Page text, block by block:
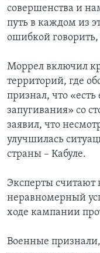
совершенства и
путь в каждом из
ошибкой говорить,
Моррел включил
территорий, где
признал, что
запугивания» со
заявил, что
улучшилась
страны – Кабуле.
Эксперты
неравномерный
ходе кампании
Военные признали,